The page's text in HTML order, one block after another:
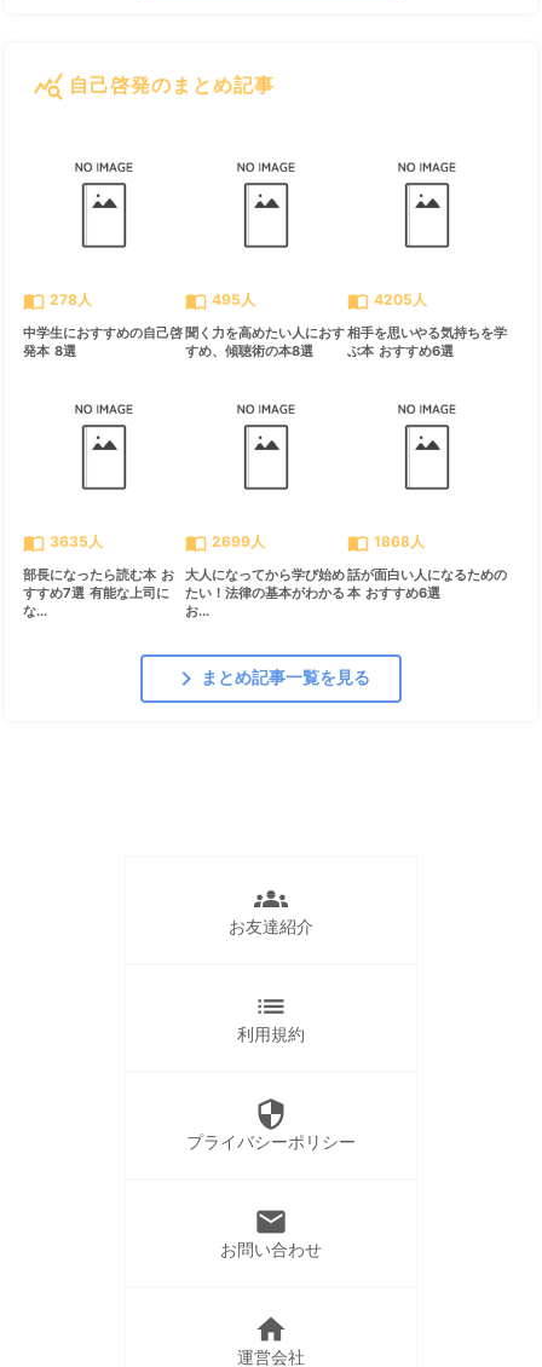
query_stats 自己啓発のまとめ記事
import_contacts 278人
中学生におすすめの自己啓
発本 8選
import_contacts 495人
聞く力を高めたい人におす
すめ、傾聴術の本8選
import_contacts 4205人
相手を思いやる気持ちを学
ぶ本 おすすめ6選
import_contacts 3635人
部長になったら読む本 お
すすめ7選 有能な上司に
な...
import_contacts 2699人
大人になってから学び始め
たい！法律の基本がわかる
お...
import_contacts 1868人
話が面白い人になるための
本 おすすめ6選
chevron_right まとめ記事一覧を見る
groups
お友達紹介
list
利用規約
security
プライバシーポリシー
mail
お問い合わせ
home
運営会社